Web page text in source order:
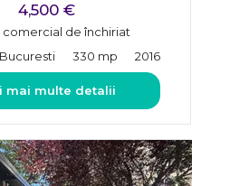
4,500 €
comercial de închiriat
330 mp 2016
mai multe detalii